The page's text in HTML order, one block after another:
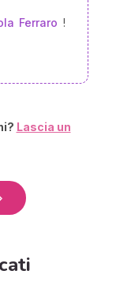
Ferraro !
Lascia un